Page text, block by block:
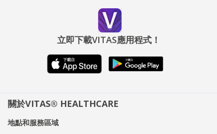
立即下載VITAS應用程式！
關於VITAS® HEALTHCARE
地點和服務區域